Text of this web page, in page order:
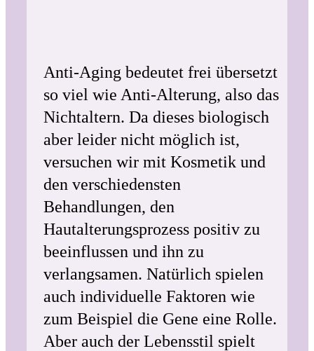
Anti-Aging bedeutet frei übersetzt
so viel wie Anti-Alterung, also das
Nichtaltern. Da dieses biologisch
aber leider nicht möglich ist,
versuchen wir mit Kosmetik und
den verschiedensten
Behandlungen, den
Hautalterungsprozess positiv zu
beeinflussen und ihn zu
verlangsamen. Natürlich spielen
auch individuelle Faktoren wie
zum Beispiel die Gene eine Rolle.
Aber auch der Lebensstil spielt